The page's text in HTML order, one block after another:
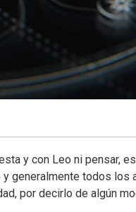
y con Leo ni pensar,
generalmente todos los
por decirlo de algún